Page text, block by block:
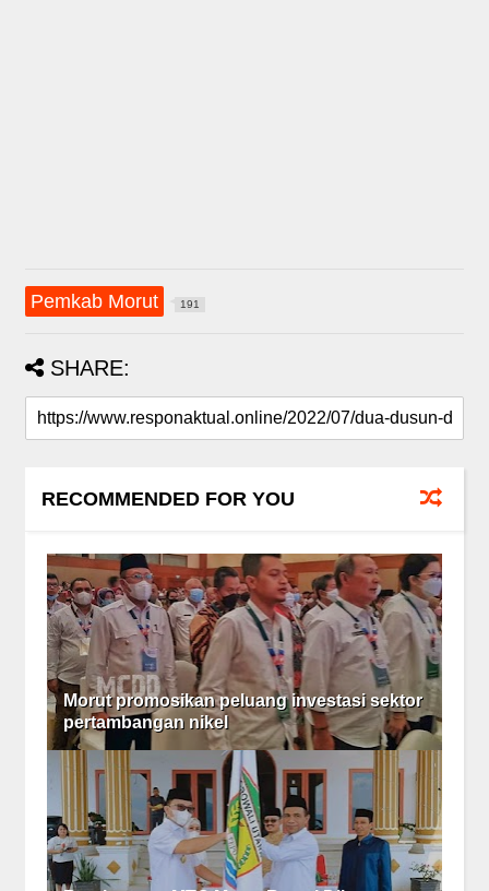
Pemkab Morut 191
SHARE:
RECOMMENDED FOR YOU
Morut promosikan peluang investasi sektor
pertambangan nikel